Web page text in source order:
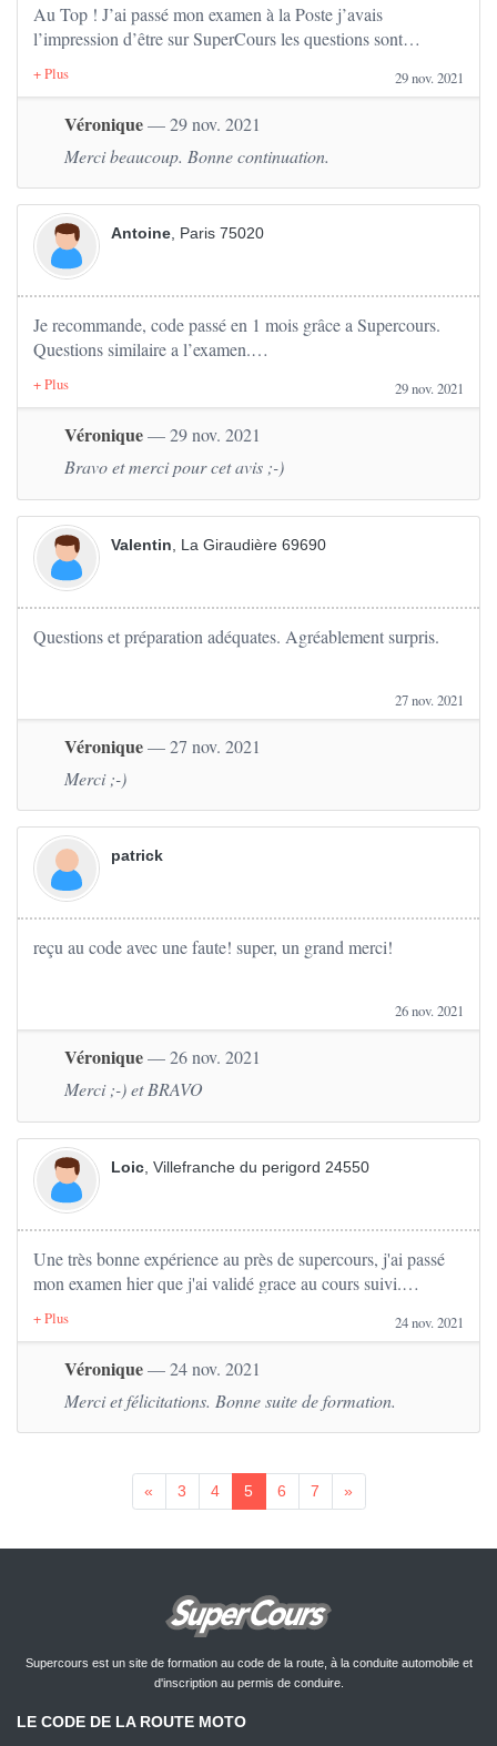
Au Top ! J’ai passé mon examen à la Poste j’avais
l’impression d’être sur SuperCours les questions sont
29 nov. 2021
Véronique— 29 nov. 2021
Merci beaucoup. Bonne continuation.
Antoine, Paris 75020
Je recommande, code passé en 1 mois grâce a Supercours.
Questions similaire a l’examen.
Très bonne alternative au code proposé par les auto écoles
traditionnelles afin de faire des économies.
29 nov. 2021
Véronique— 29 nov. 2021
Bravo et merci pour cet avis ;-)
Valentin , La Giraudière 69690
Questions et préparation adéquates. Agréablement surpris.
27 nov. 2021
Véronique— 27 nov. 2021
Merci ;-)
patrick
reçu au code avec une faute! super, un grand merci!
26 nov. 2021
Véronique— 26 nov. 2021
Merci ;-) et BRAVO
Loic , Villefranche du perigord 24550
Une très bonne expérience au près de supercours, j'ai passé
mon examen hier que j'ai validé grace au cours suivi.
24 nov. 2021
Véronique— 24 nov. 2021
Merci et félicitations. Bonne suite de formation.
« 3 4 5 6 7 »
Supercours est un site de formation au code de la route, à la conduite automobile et
d'inscription au permis de conduire.
LE CODE DE LA ROUTE MOTO